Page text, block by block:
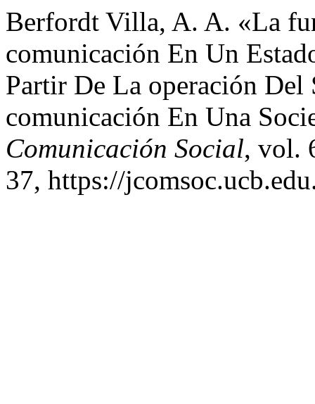
Berfordt Villa, A. A. «La
comunicación En Un
Partir De La operación Del
comunicación En Una
Comunicación Social, vol.
37, https://